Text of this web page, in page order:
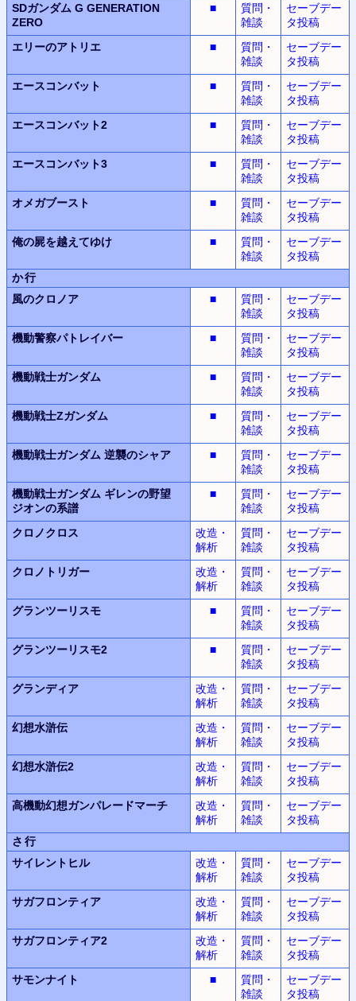
SDガンダム G GENERATION
ZERO
■
質問・
雑談
セーブデー
タ投稿
エリーのアトリエ
■
質問・
雑談
セーブデー
タ投稿
エースコンバット
■
質問・
雑談
セーブデー
タ投稿
エースコンバット2
■
質問・
雑談
セーブデー
タ投稿
エースコンバット3
■
質問・
雑談
セーブデー
タ投稿
オメガブースト
■
質問・
雑談
セーブデー
タ投稿
俺の屍を越えてゆけ
■
質問・
雑談
セーブデー
タ投稿
か行
風のクロノア
■
質問・
雑談
セーブデー
タ投稿
機動警察パトレイバー
■
質問・
雑談
セーブデー
タ投稿
機動戦士ガンダム
■
質問・
雑談
セーブデー
タ投稿
機動戦士Zガンダム
■
質問・
雑談
セーブデー
タ投稿
機動戦士ガンダム 逆襲のシャア ■
質問・
雑談
セーブデー
タ投稿
機動戦士ガンダム ギレンの野望
ジオンの系譜
■
質問・
雑談
セーブデー
タ投稿
クロノクロス
改造・
解析
質問・
雑談
セーブデー
タ投稿
クロノトリガー
改造・
解析
質問・
雑談
セーブデー
タ投稿
グランツーリスモ
■
質問・
雑談
セーブデー
タ投稿
グランツーリスモ2
■
質問・
雑談
セーブデー
タ投稿
グランディア
改造・
解析
質問・
雑談
セーブデー
タ投稿
幻想水滸伝
改造・
解析
質問・
雑談
セーブデー
タ投稿
幻想水滸伝2
改造・
解析
質問・
雑談
セーブデー
タ投稿
高機動幻想ガンパレードマーチ
改造・
解析
質問・
雑談
セーブデー
タ投稿
さ行
サイレントヒル
改造・
解析
質問・
雑談
セーブデー
タ投稿
サガフロンティア
改造・
解析
質問・
雑談
セーブデー
タ投稿
サガフロンティア2
改造・
解析
質問・
雑談
セーブデー
タ投稿
サモンナイト
■
質問・
雑談
セーブデー
タ投稿